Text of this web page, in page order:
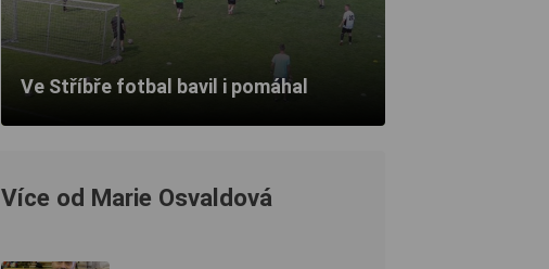
Ve Stříbře fotbal bavil i pomáhal
Více od Marie Osvaldová